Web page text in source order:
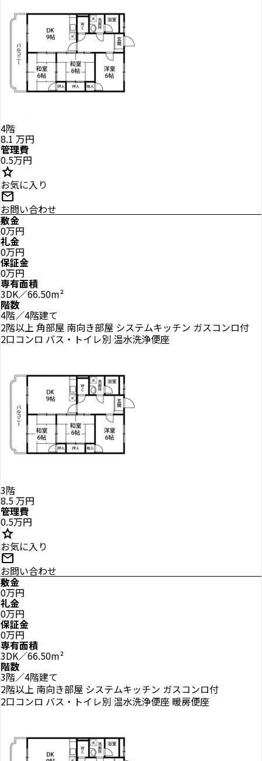
4階
8.1 万円
管理費
0.5万円
star
お気に入り
mail
お問い合わせ
敷金
0万円
礼金
0万円
保証金
0万円
専有面積
3DK／66.50m²
階数
4階／4階建て
2階以上 角部屋 南向き部屋 システムキッチン ガスコンロ付
2口コンロ バス・トイレ別 温水洗浄便座
3階
8.5万円
管理費
0.5万円
star
お気に入り
mail
お問い合わせ
敷金
0万円
礼金
0万円
保証金
0万円
専有面積
3DK／66.50m²
階数
3階／4階建て
2階以上 南向き部屋 システムキッチン ガスコンロ付
2口コンロ バス・トイレ別 温水洗浄便座 暖房便座